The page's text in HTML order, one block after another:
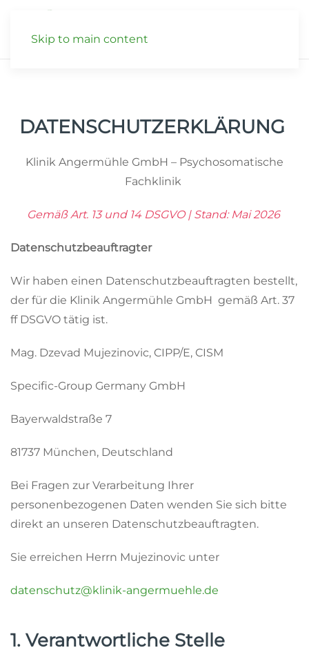
Skip to main content
DATENSCHUTZERKLÄRUNG
Klinik Angermühle GmbH – Psychosomatische
Fachklinik
Gemäß Art. 13 und 14 DSGVO | Stand: Mai 2026
Datenschutzbeauftragter
Wir haben einen Datenschutzbeauftragten bestellt,
der für die Klinik Angermühle GmbH gemäß Art. 37
ff DSGVO tätig ist.
Mag. Dzevad Mujezinovic, CIPP/E, CISM
Specific-Group Germany GmbH
Bayerwaldstraße 7
81737 München, Deutschland
Bei Fragen zur Verarbeitung Ihrer
personenbezogenen Daten wenden Sie sich bitte
direkt an unseren Datenschutzbeauftragten.
Sie erreichen Herrn Mujezinovic unter
datenschutz@klinik-angermuehle.de
1. Verantwortliche Stelle